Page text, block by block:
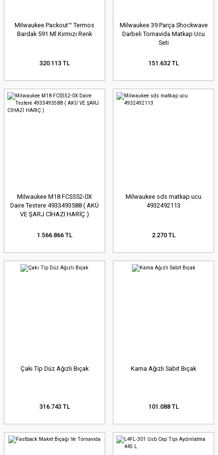
Milwaukee Packout™ Termos
Bardak 591 Ml Kırmızı Renk
320.113 TL
Milwaukee 39 Parça Shockwave
Darbeli Tornavida Matkap Ucu
Seti
151.632 TL
Milwaukee M18 FCS552-0X
Daire Testere 4933493588 ( AKÜ
VE ŞARJ CİHAZI HARİÇ )
1.566.866 TL
Milwaukee sds matkap ucu
4932492113
2.270 TL
Çakı Tip Düz Ağızlı Bıçak
316.743 TL
Kama Ağızlı Sabit Bıçak
101.088 TL